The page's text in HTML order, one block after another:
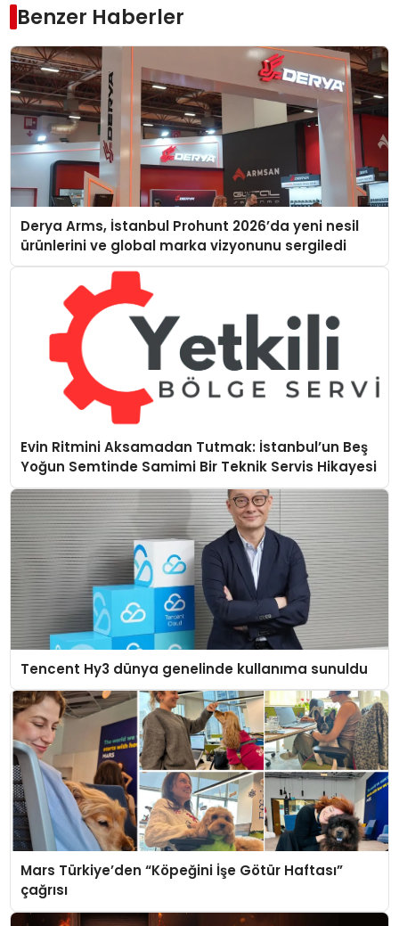
Benzer Haberler
Derya Arms, İstanbul Prohunt 2026’da yeni nesil
ürünlerini ve global marka vizyonunu sergiledi
Evin Ritmini Aksamadan Tutmak: İstanbul’un Beş
Yoğun Semtinde Samimi Bir Teknik Servis Hikayesi
Tencent Hy3 dünya genelinde kullanıma sunuldu
Mars Türkiye’den “Köpeğini İşe Götür Haftası”
çağrısı